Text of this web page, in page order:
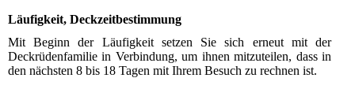
Läufigkeit, Deckzeitbestimmung
Mit Beginn der Läufigkeit setzen Sie sich erneut mit der
Deckrüdenfamilie in Verbindung, um ihnen mitzuteilen, dass in
den nächsten 8 bis 18 Tagen mit Ihrem Besuch zu rechnen ist.